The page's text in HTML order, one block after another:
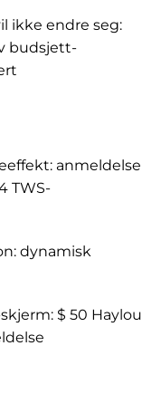
ikke endre seg:
budsjett-
anmeldelse
TWS-
dynamisk
$ 50 Haylou